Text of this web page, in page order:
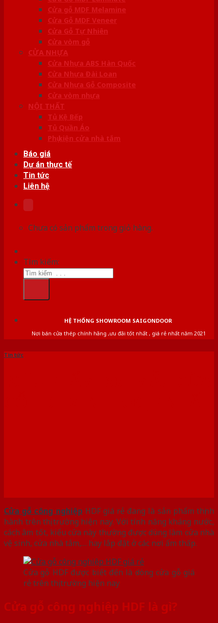
Cửa gỗ MDF Melamine
Cửa Gỗ MDF Veneer
Cửa Gỗ Tự Nhiên
Cửa vòm gỗ
CỬA NHỰA
Cửa Nhựa ABS Hàn Quốc
Cửa Nhựa Đài Loan
Cửa Nhựa Gỗ Composite
Cửa vòm nhựa
NỘI THẤT
Tủ Kệ Bếp
Tủ Quần Áo
Phụ kiện cửa nhà tắm
Báo giá
Dự án thực tế
Tin tức
Liên hệ
Chưa có sản phẩm trong giỏ hàng.
Tìm kiếm:
HỆ THỐNG SHOWROOM SAIGONDOOR
Nơi bán cửa thép chính hãng ,ưu đãi tốt nhất , giá rẻ nhất năm 2021
Tin tức
Cửa gỗ công nghiệp HDF giá rẻ đang là sản phẩm thịnh
hành trên thị trường hiện nay. Với tính năng kháng nước,
cách âm tốt, kiểu cửa này thường được dùng làm cửa nhà
vệ sinh, cửa nhà tắm,… hay lắp đặt ở các nơi ẩm thấp.
Cửa gỗ HDF được biết đến là dòng cửa gỗ giá
rẻ trên thị trường hiện nay
Cửa gỗ công nghiệp HDF là gì?